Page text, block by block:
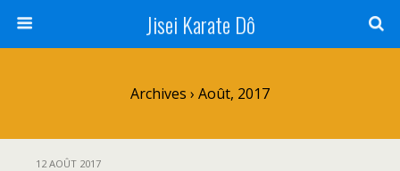
Jisei Karate Dô
Archives › Août, 2017
12 AOÛT 2017